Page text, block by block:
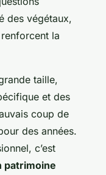
des végétaux,
la
taille,
et des
coup de
des années.
c’est
patrimoine